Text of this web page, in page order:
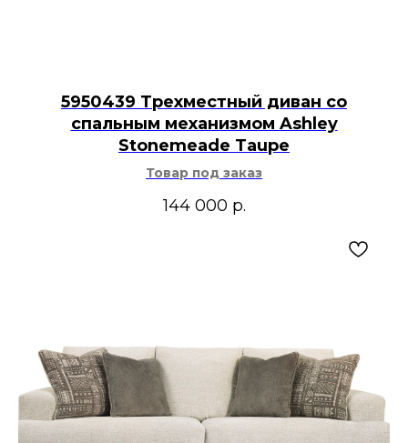
5950439 Трехместный диван со
спальным механизмом Ashley
Stonemeade Taupe
Товар под заказ
144 000 р.